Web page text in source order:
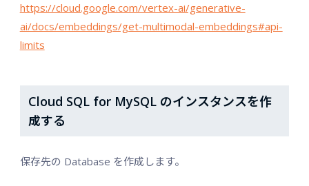
https://cloud.google.com/vertex-ai/generative-
ai/docs/embeddings/get-multimodal-embeddings#api-
limits
Cloud SQL for MySQL のインスタンスを作
成する
保存先の Database を作成します。